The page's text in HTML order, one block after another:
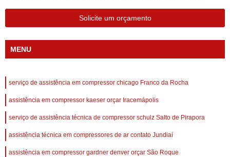
Solicite um orçamento
MENU
serviço de assistência em compressor chicago Franco da Rocha
assistência em compressor kaeser orçar Iracemápolis
serviço de assistência técnica de compressor schulz Salto de Pirapora
assistência técnica em compressores de ar contato Jundiaí
assistência em compressor gardner denver orçar São Roque